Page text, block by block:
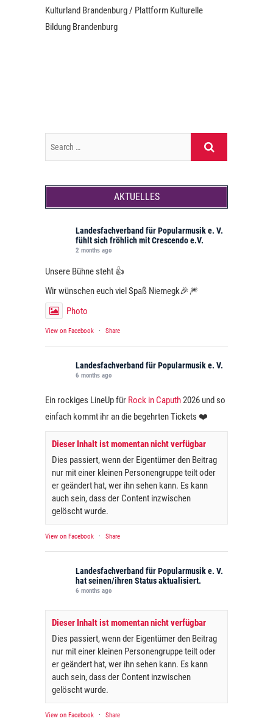
e
r
Kulturland Brandenburg / Plattform Kulturelle
Bildung Brandenburg
AKTUELLES
Landesfachverband für Popularmusik e. V.
fühlt sich fröhlich mit Crescendo e.V.
2 months ago
Unsere Bühne steht 👍
Wir wünschen euch viel Spaß Niemegk🎉🎆
Photo
View on Facebook · Share
Landesfachverband für Popularmusik e. V.
6 months ago
Ein rockiges LineUp für Rock in Caputh2026 und so
einfach kommt ihr an die begehrten Tickets ❤️
Dieser Inhalt ist momentan nicht verfügbar
Dies passiert, wenn der Eigentümer den Beitrag
nur mit einer kleinen Personengruppe teilt oder
er geändert hat, wer ihn sehen kann. Es kann
auch sein, dass der Content inzwischen
gelöscht wurde.
View on Facebook · Share
Landesfachverband für Popularmusik e. V.
hat seinen/ihren Status aktualisiert.
6 months ago
Dieser Inhalt ist momentan nicht verfügbar
Dies passiert, wenn der Eigentümer den Beitrag
nur mit einer kleinen Personengruppe teilt oder
er geändert hat, wer ihn sehen kann. Es kann
auch sein, dass der Content inzwischen
gelöscht wurde.
View on Facebook · Share